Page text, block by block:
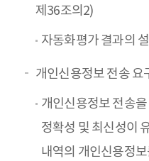
제36조의2)
자동화평가 결과의
개인신용정보 전송
개인신용정보 전송
정확성 및 최신성이
내역의 개인신용정